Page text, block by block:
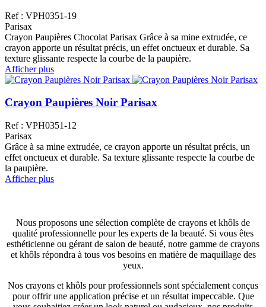
Ref : VPH0351-19
Parisax
Crayon Paupières Chocolat Parisax Grâce à sa mine extrudée, ce
crayon apporte un résultat précis, un effet onctueux et durable. Sa
texture glissante respecte la courbe de la paupière.
Afficher plus
Crayon Paupières Noir Parisax
Ref : VPH0351-12
Parisax
Grâce à sa mine extrudée, ce crayon apporte un résultat précis, un
effet onctueux et durable. Sa texture glissante respecte la courbe de
la paupière.
Afficher plus
Nous proposons une sélection complète de crayons et khôls de
qualité professionnelle pour les experts de la beauté. Si vous êtes
esthéticienne ou gérant de salon de beauté, notre gamme de crayons
et khôls répondra à tous vos besoins en matière de maquillage des
yeux.
Nos crayons et khôls pour professionnels sont spécialement conçus
pour offrir une application précise et un résultat impeccable. Que